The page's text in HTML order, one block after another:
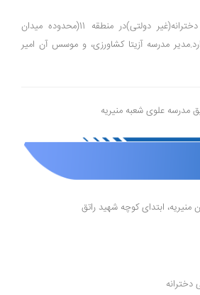
مدرسهعلوی شعبه منیریه دخترانه(غیر دولتی)در منطقه 11(محدوده میدان
مدرسه آزیتا کشاورزی، و موسس آن امیر
مدرسه علوی شعبه منیریه
منیریه، ابتدای کوچه شهید راتق
دخترانه